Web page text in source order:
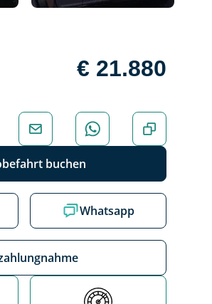
€ 21.880
buchen
Whatsapp
Kilometerstand